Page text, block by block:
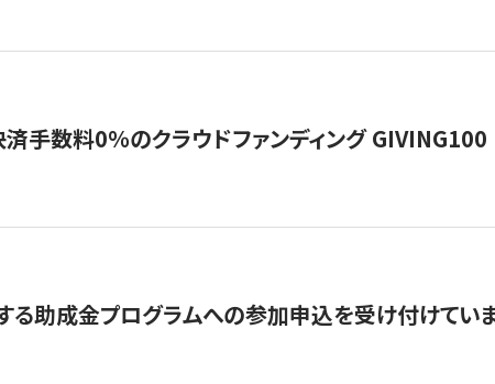
手数料0％のクラウドファンディング
助成金プログラムへの参加申込を受け付けてい